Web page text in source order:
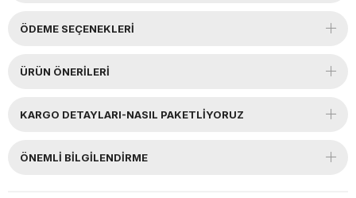
ÖDEME SEÇENEKLERI
ÜRÜN ÖNERILERI
KARGO DETAYLARI-NASIL PAKETLİYORUZ
ÖNEMLI BILGILENDIRME